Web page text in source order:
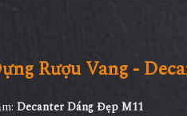
Rượu Vang -
Decanter Dáng Đẹp M11